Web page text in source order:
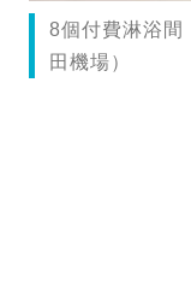
8個付費淋浴間
田機場）